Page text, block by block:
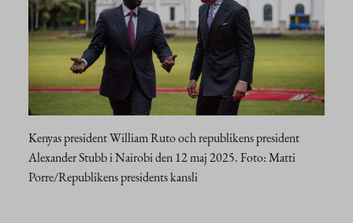
Kenyas president William Ruto och republikens president
Alexander Stubb i Nairobi den 12 maj 2025. Foto: Matti
Porre/Republikens presidents kansli